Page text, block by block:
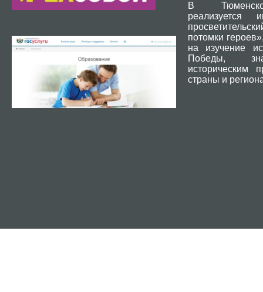
В
реализуется
потомки
на изучение
Победы,
историческим
страны и